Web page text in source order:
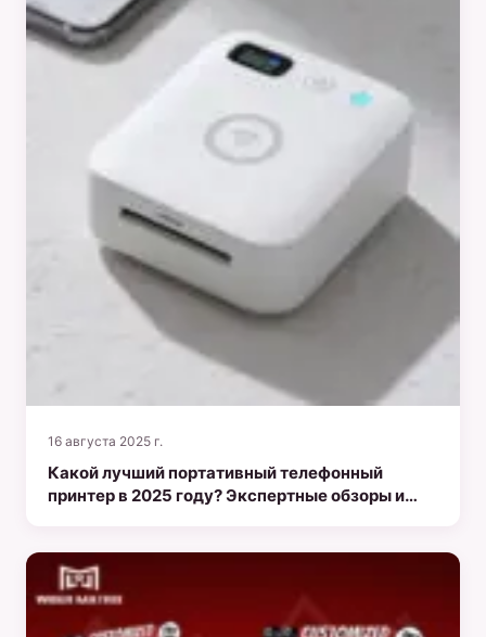
16 августа 2025 г.
Какой лучший портативный телефонный
принтер в 2025 году? Экспертные обзоры и